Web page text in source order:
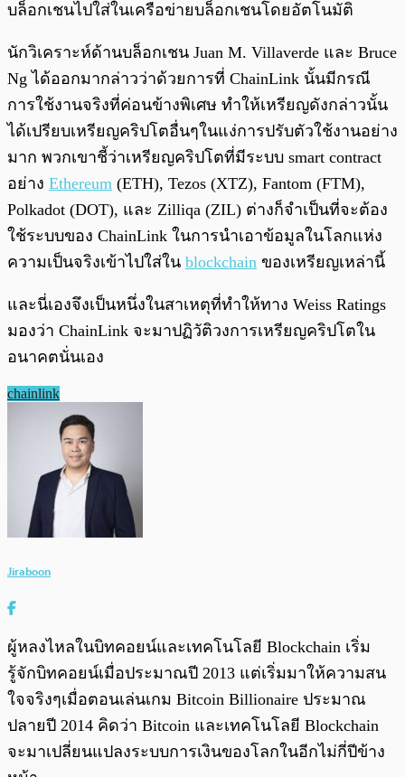
บล็อกเชนไปใส่ในเครือข่ายบล็อกเชนโดยอัตโนมัติ
นักวิเคราะห์ด้านบล็อกเชน Juan M. Villaverde และ Bruce
Ng ได้ออกมากล่าวว่าด้วยการที่ ChainLink นั้นมีกรณี
การใช้งานจริงที่ค่อนข้างพิเศษ ทำให้เหรียญดังกล่าวนั้น
ได้เปรียบเหรียญคริปโตอื่นๆในแง่การปรับตัวใช้งานอย่าง
มาก พวกเขาชี้ว่าเหรียญคริปโตที่มีระบบ smart contract
อย่าง Ethereum (ETH), Tezos (XTZ), Fantom (FTM),
Polkadot (DOT), และ Zilliqa (ZIL) ต่างก็จำเป็นที่จะต้อง
ใช้ระบบของ ChainLink ในการนำเอาข้อมูลในโลกแห่ง
ความเป็นจริงเข้าไปใส่ใน blockchain ของเหรียญเหล่านี้
และนี่เองจึงเป็นหนึ่งในสาเหตุที่ทำให้ทาง Weiss Ratings
มองว่า ChainLink จะมาปฏิวัติวงการเหรียญคริปโตใน
อนาคตนั่นเอง
chainlink
Jiraboon
ผู้หลงไหลในบิทคอยน์และเทคโนโลยี Blockchain เริ่ม
รู้จักบิทคอยน์เมื่อประมาณปี 2013 แต่เริ่มมาให้ความสน
ใจจริงๆเมื่อตอนเล่นเกม Bitcoin Billionaire ประมาณ
ปลายปี 2014 คิดว่า Bitcoin และเทคโนโลยี Blockchain
จะมาเปลี่ยนแปลงระบบการเงินของโลกในอีกไม่กี่ปีข้าง